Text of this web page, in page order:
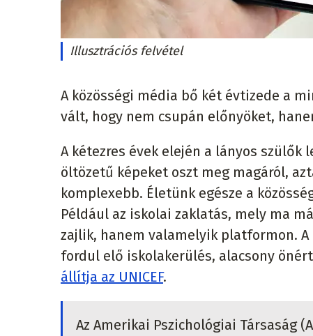
Illusztrációs felvétel
A közösségi média bő két évtizede a
vált, hogy nem csupán előnyöket,
A kétezres évek elején a lányos
öltözetű képeket oszt meg magáról,
komplexebb. Életünk egésze a
Például az iskolai zaklatás, mely ma
zajlik, hanem valamelyik platformon.
fordul elő iskolakerülés, alacsony
állítja az UNICEF.
Az Amerikai Pszichológiai Társaság